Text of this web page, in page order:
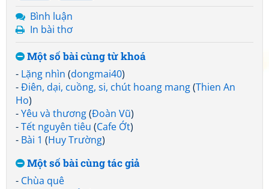
Bình luận
In bài thơ
Một số bài cùng từ khoá
- Lặng nhìn (dongmai40)
-Điên, dại, cuồng, si, chút hoang mang(Thien An
Ho)
-Yêu và thương(Đoàn Vũ)
-Tết nguyên tiêu (Cafe Ớt)
- Bài 1 (Huy Trường)
Một số bài cùng tác giả
- Chùa quê